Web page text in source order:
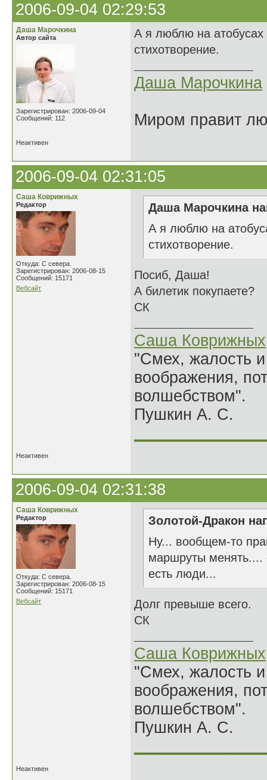
2006-09-04 02:29:53
Даша Марочкина
Автор сайта
Зарегистрирован: 2006-09-04
Сообщений: 112
А я люблю на атобусах
стихотворение.
Даша Марочкина
Миром правит
Неактивен
2006-09-04 02:31:05
Саша Коврижных
Редактор
Откуда: С севера.
Зарегистрирован: 2006-08-15
Сообщений: 15171
Вебсайт
Даша Марочкина
А я люблю на
стихотворение.
Посиб, Даша!
А билетик покупаете?
СК
Саша Коврижных
"Смех, жалость
воображения,
волшебством".
Пушкин А. С.
Неактивен
2006-09-04 02:31:38
Саша Коврижных
Редактор
Откуда: С севера.
Зарегистрирован: 2006-08-15
Сообщений: 15171
Вебсайт
Золотой-Дракон
Ну... вообщем-то
маршруты менять....
есть люди...
Долг превыше всего.
СК
Саша Коврижных
"Смех, жалость
воображения,
волшебством".
Пушкин А. С.
Неактивен